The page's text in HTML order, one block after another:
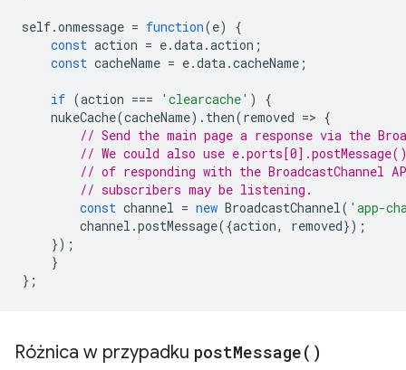
self.onmessage = function(e)
{
const action = e.data.action ;
const cacheName = e.data.cacheName ;
if (action === 'clearcache' )
{
nukeCache(cacheName). then(removed => {
// Send the main page a response via the
// We could also use
// of responding with the BroadcastChannel
// subscribers may be listening.
const channel = new BroadcastChannel( 'app-
channel .postMessage({action, removed});
});
}
};
Różnica w przypadku postMessage( )